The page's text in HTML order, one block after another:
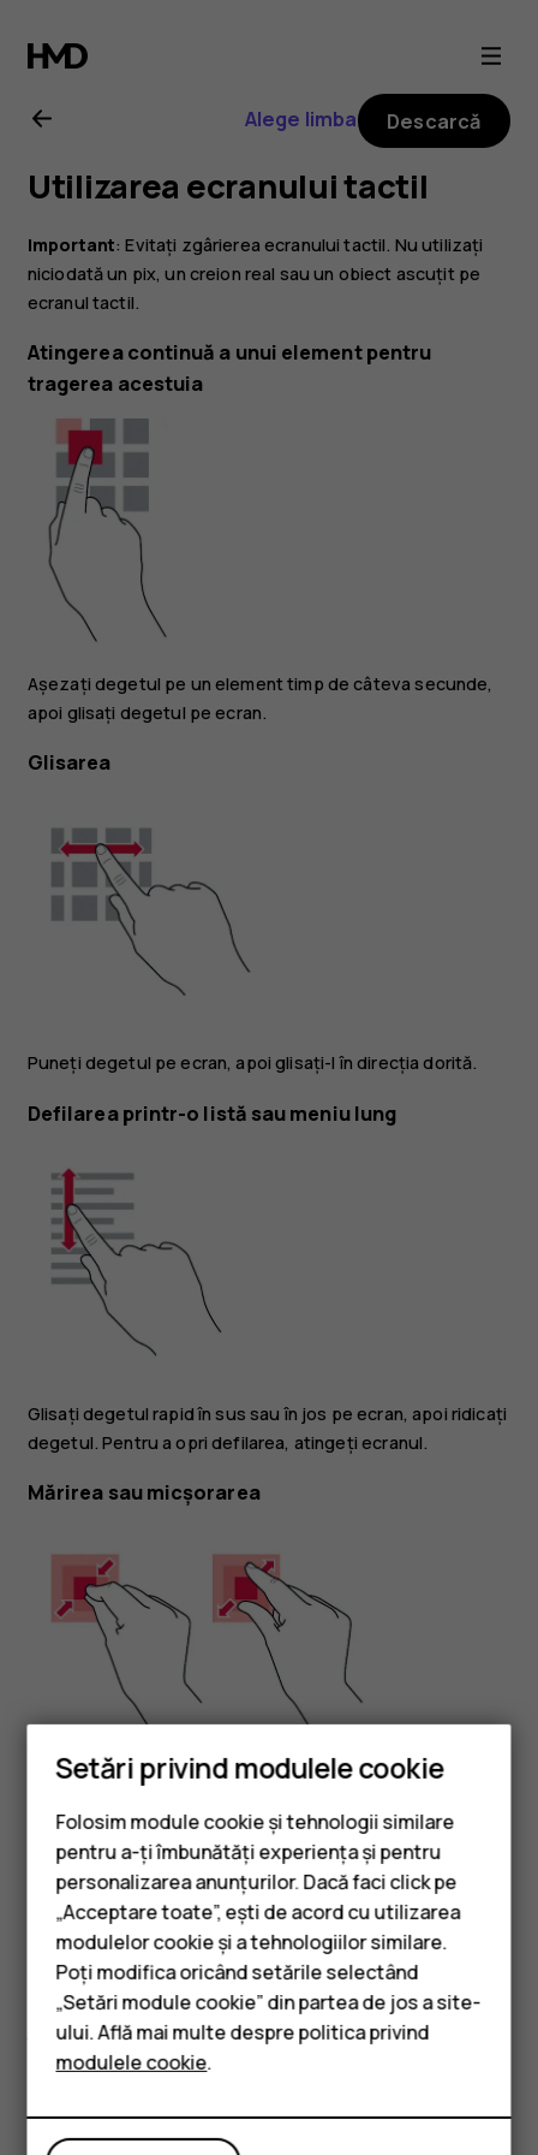
Ghid
de
utilizare
Nokia
8.1
Smartphone-uri
Telefoane clasice
Accesorii
Tablete
Alege limba Descarcă
Utilizarea ecranului tactil
Important: Evitați zgârierea ecranului tactil. Nu utilizați
niciodată un pix, un creion real sau un obiect ascuțit pe
ecranul tactil.
Atingerea continuă a unui element pentru
tragerea acestuia
Așezați degetul pe un element timp de câteva secunde,
apoi glisați degetul pe ecran.
Glisarea
Puneți degetul pe ecran, apoi glisați-l în direcția dorită.
Defilarea printr-o listă sau meniu lung
Glisați degetul rapid în sus sau în jos pe ecran, apoi ridicați
degetul. Pentru a opri defilarea, atingeți ecranul.
Mărirea sau micșorarea
Așezați 2 degete pe un element, cum ar fi o hartă, o
fotografie sau o pagină web, apoi îndepărtați sau
apropiați degetele.
Blocarea orientării ecranului
Ecranul se rotește automat când rotiți telefonul la 90 de
grade.
Pentru a bloca ecranul în modul portret, trageți cu degetul
în jos din partea de sus a ecranului și atingețiRotire
automatăpentru a comuta la
Utilizarea tastelor de navigare
Setări privind modulele cookie
Folosim module cookie și tehnologii similare
pentru a-ți îmbunătăți experiența și pentru
personalizarea anunțurilor. Dacă faci click pe
„Acceptare toate”, ești de acord cu utilizarea
modulelor cookie și a tehnologiilor similare.
Poți modifica oricând setările selectând
„Setări module cookie” din partea de jos a site-
ului. Află mai multe despre politica privind
modulele cookie.